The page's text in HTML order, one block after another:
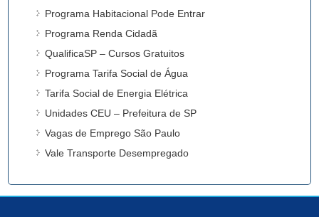
Programa Habitacional Pode Entrar
Programa Renda Cidadã
QualificaSP – Cursos Gratuitos
Programa Tarifa Social de Água
Tarifa Social de Energia Elétrica
Unidades CEU – Prefeitura de SP
Vagas de Emprego São Paulo
Vale Transporte Desempregado